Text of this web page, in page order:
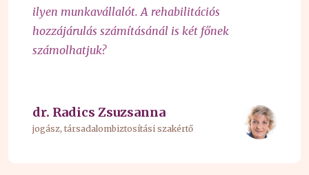
ilyen munkavállalót. A rehabilitációs
hozzájárulás számításánál is két főnek
számolhatjuk?
dr. Radics Zsuzsanna
jogász, társadalombiztosítási szakértő